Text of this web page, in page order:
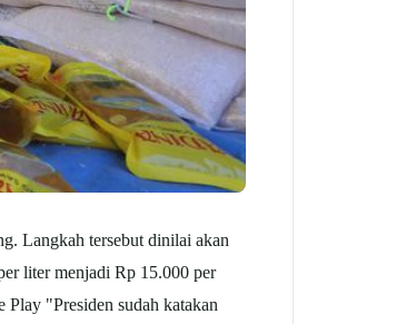
Langkah tersebut dinilai akan
liter menjadi Rp 15.000 per
Play "Presiden sudah katakan